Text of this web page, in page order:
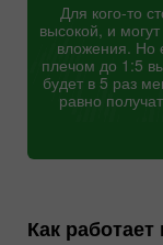
Для кого-то
высокой, и
вложения. Но
плечом до 1:5
будет в 5 раз
равно
Как